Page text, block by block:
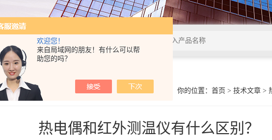
欢迎您！
来自局域网的朋友！有什么可以帮
助您的吗？
你的位置： 首页 > 技术文章>
热电偶和红外测温仪有什么区别？